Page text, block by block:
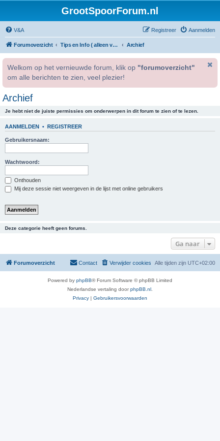
GrootSpoorForum.nl
V&A Aanmelden
Registreer
Forumoverzicht Tips en Info ( alleen voor geregistreerde gebruikers ) Archief
Welkom op het vernieuwde forum, klik op "forumoverzicht"
om alle berichten te zien, veel plezier!
Archief
Je hebt niet de juiste permissies om onderwerpen in dit forum te zien of te lezen.
AANMELDEN • REGISTREER
Gebruikersnaam:
Wachtwoord:
Onthouden
Mij deze sessie niet weergeven in de lijst met online gebruikers
Deze categorie heeft geen forums.
Ga naar
Forumoverzicht Alle tijden zijn UTC+02:00
Verwijder cookies
Contact
Powered by phpBB® Forum Software © phpBB Limited
Nederlandse vertaling doorphpBB.nl
Privacy | Gebruikersvoorwaarden